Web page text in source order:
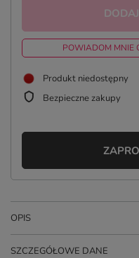
POWIADOM MNIE
Produkt niedostępny
Bezpieczne zakupy
OPIS
SZCZEGÓŁOWE DANE